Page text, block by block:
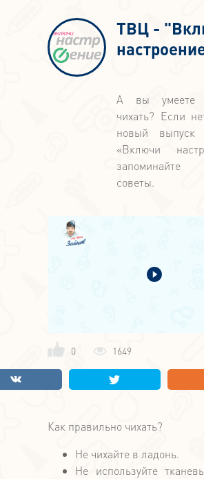
ТВЦ -
А вы умеете
чихать? Если
новый выпуск
«Включи
запоминайте
советы.
0 1649
Как правильно чихать?
Не чихайте в ладонь.
Не используйте